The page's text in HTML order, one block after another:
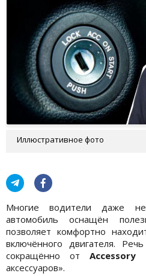
Иллюстративное фото
Многие водители даже
автомобиль оснащён
позволяет комфортно
включённого двигателя.
сокращённо от Accessory
аксессуаров».